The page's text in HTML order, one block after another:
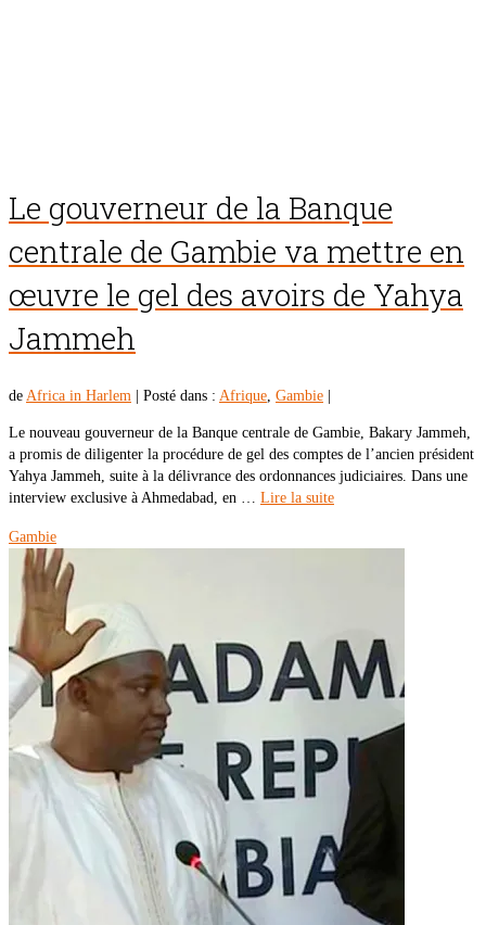
Le gouverneur de la Banque
centrale de Gambie va mettre en
œuvre le gel des avoirs de Yahya
Jammeh
de Africa in Harlem Posté dans : Afrique, Gambie
Le nouveau gouverneur de la Banque centrale de Gambie, Bakary Jammeh,
a promis de diligenter la procédure de gel des comptes de l’ancien président
Yahya Jammeh, suite à la délivrance des ordonnances judiciaires. Dans une
interview exclusive à Ahmedabad, en … Lire la suite
Gambie